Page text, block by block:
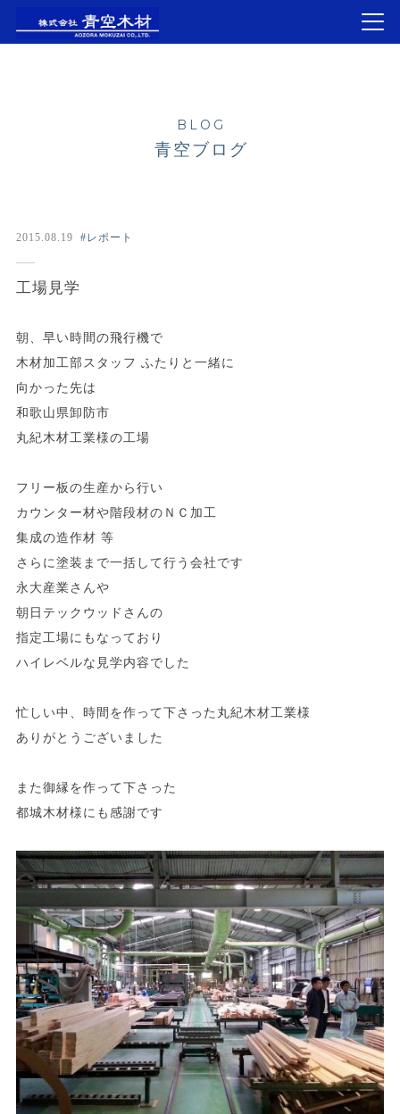
BLOG
青空ブログ
2015.08.19 #レポート
工場見学
朝、早い時間の飛行機で
木材加工部スタッフ ふたりと一緒に
向かった先は
和歌山県卸防市
丸紀木材工業様の工場
フリー板の生産から行い
カウンター材や階段材のＮＣ加工
集成の造作材 等
さらに塗装まで一括して行う会社です
永大産業さんや
朝日テックウッドさんの
指定工場にもなっており
ハイレベルな見学内容でした
忙しい中、時間を作って下さった丸紀木材工業様
ありがとうございました
また御縁を作って下さった
都城木材様にも感謝です